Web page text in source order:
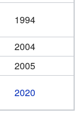
1994
2004
2005
2020